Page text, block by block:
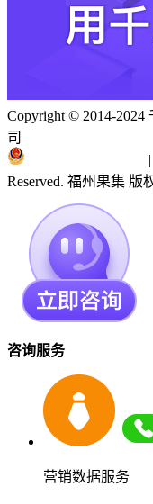
Copyright © 2014-2024
司
|
Reserved. 福州果集 版
咨询服务
营销数据服务